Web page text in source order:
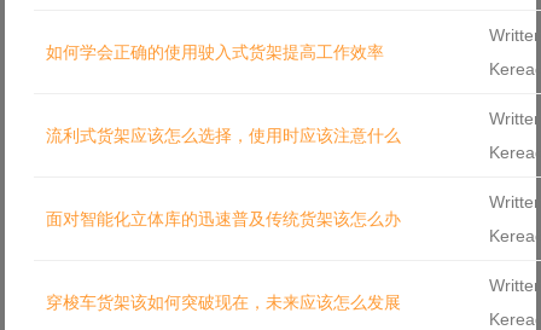
如何学会正确的使用驶入式货架提高工作效率
流利式货架应该怎么选择，使用时应该注意什么
面对智能化立体库的迅速普及传统货架该怎么办
穿梭车货架该如何突破现在，未来应该怎么发展